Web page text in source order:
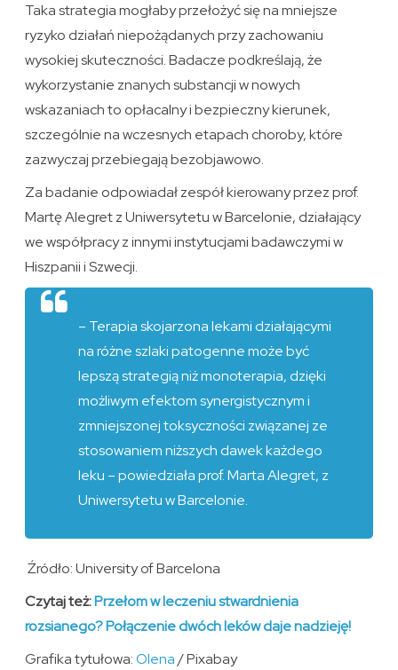
Taka strategia mogłaby przełożyć się na mniejsze
ryzyko działań niepożądanych przy zachowaniu
wysokiej skuteczności. Badacze podkreślają, że
wykorzystanie znanych substancji w nowych
wskazaniach to opłacalny i bezpieczny kierunek,
szczególnie na wczesnych etapach choroby, które
zazwyczaj przebiegają bezobjawowo.
Za badanie odpowiadał zespół kierowany przez prof.
Martę Alegret z Uniwersytetu w Barcelonie, działający
we współpracy z innymi instytucjami badawczymi w
Hiszpanii i Szwecji.
– Terapia skojarzona lekami działającymi
na różne szlaki patogenne może być
lepszą strategią niż monoterapia, dzięki
możliwym efektom synergistycznym i
zmniejszonej toksyczności związanej ze
stosowaniem niższych dawek każdego
leku – powiedziała prof. Marta Alegret, z
Uniwersytetu w Barcelonie.
Źródło: University of Barcelona
Czytaj też:Przełom w leczeniu stwardnienia
rozsianego? Połączenie dwóch leków daje nadzieję!
Grafika tytułowa:Olena/ Pixabay